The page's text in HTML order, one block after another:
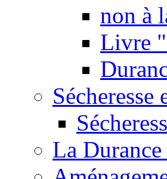
non à
Livre
La